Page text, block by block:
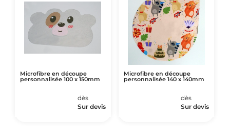
Microfibre en découpe
personnalisée 100 x 150mm
dès
Sur devis
Microfibre en découpe
personnalisée 140 x 140mm
dès
Sur devis